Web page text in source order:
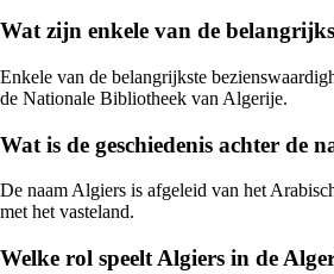
Wat zijn enkele van de
Enkele van de belangrijkste
de Nationale Bibliotheek van Algerije.
Wat is de geschiedenis achter de
De naam Algiers is afgeleid van het
met het vasteland.
Welke rol speelt Algiers in de